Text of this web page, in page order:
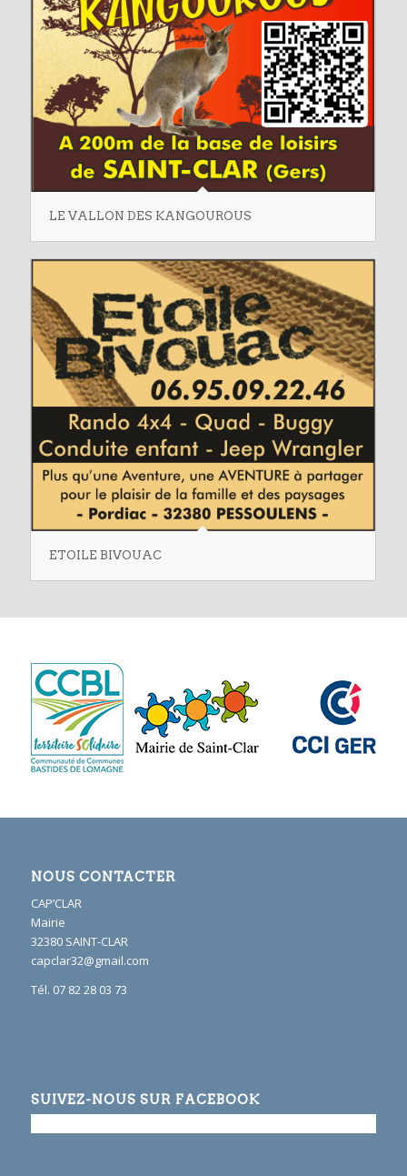
LE VALLON DES KANGOUROUS
ETOILE BIVOUAC
NOUS CONTACTER
CAP’CLAR
Mairie
32380 SAINT-CLAR
capclar32@gmail.com
Tél. 07 82 28 03 73
SUIVEZ-NOUS SUR FACEBOOK